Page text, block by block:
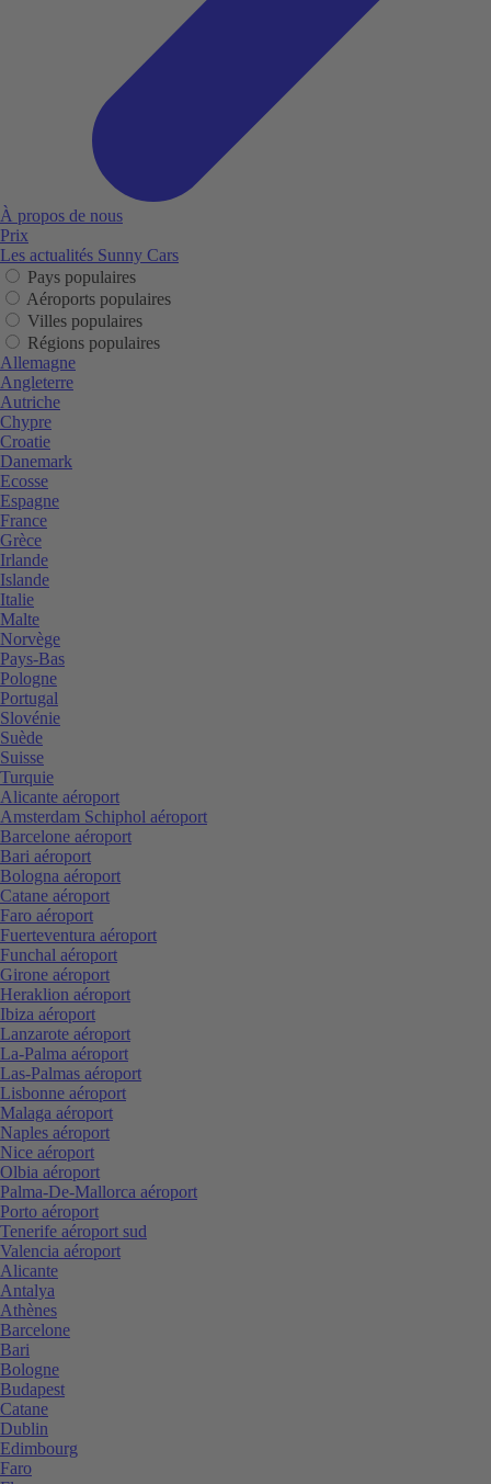
À propos de nous
Prix
Les actualités Sunny Cars
Pays populaires
Aéroports populaires
Villes populaires
Régions populaires
Allemagne
Angleterre
Autriche
Chypre
Croatie
Danemark
Ecosse
Espagne
France
Grèce
Irlande
Islande
Italie
Malte
Norvège
Pays-Bas
Pologne
Portugal
Slovénie
Suède
Suisse
Turquie
Alicante aéroport
Amsterdam Schiphol aéroport
Barcelone aéroport
Bari aéroport
Bologna aéroport
Catane aéroport
Faro aéroport
Fuerteventura aéroport
Funchal aéroport
Girone aéroport
Heraklion aéroport
Ibiza aéroport
Lanzarote aéroport
La-Palma aéroport
Las-Palmas aéroport
Lisbonne aéroport
Malaga aéroport
Naples aéroport
Nice aéroport
Olbia aéroport
Palma-De-Mallorca aéroport
Porto aéroport
Tenerife aéroport sud
Valencia aéroport
Alicante
Antalya
Athènes
Barcelone
Bari
Bologne
Budapest
Catane
Dublin
Edimbourg
Faro